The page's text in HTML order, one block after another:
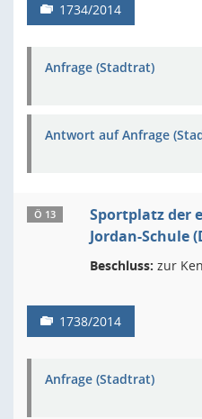
1734/2014
Anfrage (Stadtrat)
Antwort auf Anfrage
Ö 13
Sportplatz der
Jordan-Schule
Beschluss: zur
1738/2014
Anfrage (Stadtrat)